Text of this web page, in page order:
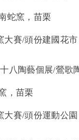
蛇窯，苗栗
大賽/頭份建國花
八陶藝個展/鶯歌
，苗栗
大賽/頭份運動公